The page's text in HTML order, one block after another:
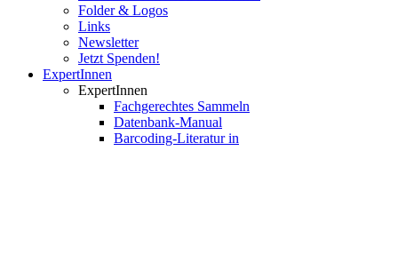
Folder & Logos
Links
Newsletter
Jetzt Spenden!
ExpertInnen
ExpertInnen
Fachgerechtes Sammeln
Datenbank-Manual
Barcoding-Literatur in